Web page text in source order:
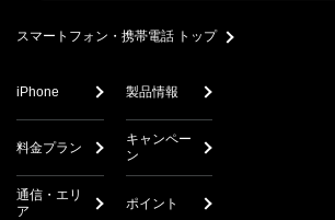
スマートフォン・携帯電話 トップ
iPhone 製品情報
料金プラン
キャンペー
ン
通信・エリ
ア
ポイント